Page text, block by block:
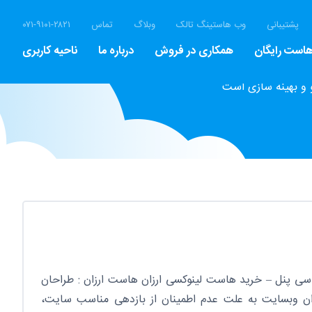
ناحیه کاربری درباره ما همکاری در فروش رایگان
۰۷۱-۹۱۰۱-۲۸۲۱ تماس وبلاگ وب هاستینگ تالک پشتیبانی
و بهینه سازی است
پنل – خرید هاست لینوکسی ارزان هاست ارزان : طراحان
وبسایت به علت عدم اطمینان از بازدهی مناسب سایت،